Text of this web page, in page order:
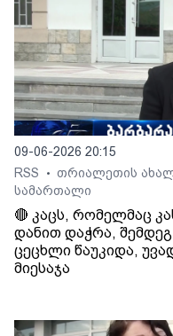
09-06-2026 20:15
RSS
• თრიალეთის
სამართალი
🔴 კაცს, რომელმაც
დანით დაჭრა, შემდეგ
ცეცხლი წაუკიდა,
მიესაჯა